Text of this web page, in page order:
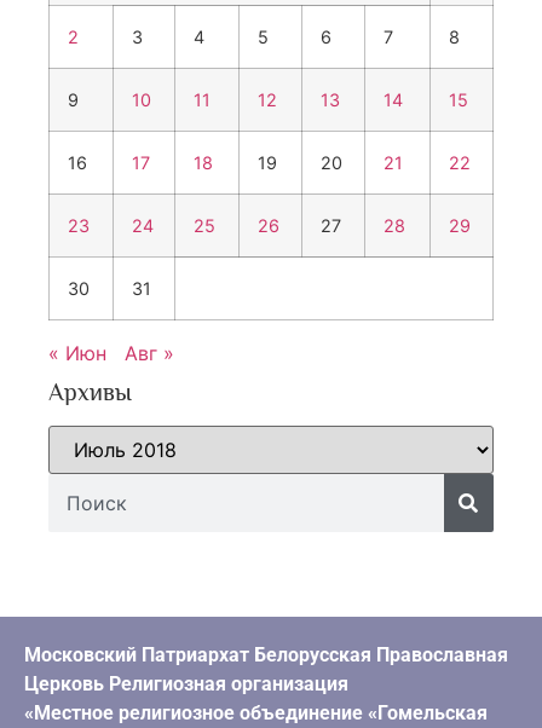
2 3 4 5 6 7 8
9 10 11 12 13 14 15
16 17 18 19 20 21 22
23 24 25 26 27 28 29
30 31
« Июн Авг »
Архивы
Московский Патриархат Белорусская Православная
Церковь Религиозная организация
«Местное религиозное объединение «Гомельская